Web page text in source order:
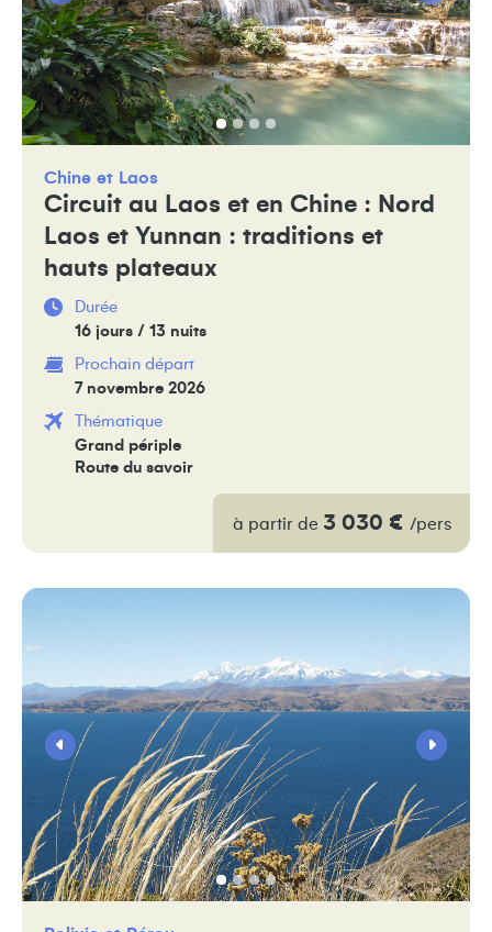
Chine Laos
Circuit au Laos et en Chine : Nord
Laos et Yunnan : traditions et
hauts plateaux
Durée
16 jours / 13 nuits
Prochain départ
7 novembre 2026
Thématique
Grand périple
Route du savoir
à partir de 3 030 € /pers